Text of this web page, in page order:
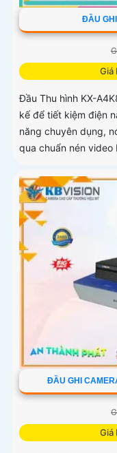
ĐẦU
Giá
Đầu Thu hình KX-
kế để tiết kiệm điện
năng chuyên dụng,
qua chuẩn nén video
ĐẦU GHI
Giá